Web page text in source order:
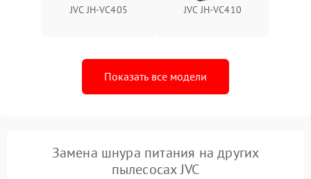
JVC JH-VC405 JVC JH-VC410
Показать все модели
Замена шнура питания на других
пылесосах JVC